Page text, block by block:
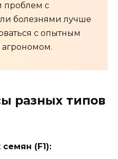
проблем с
болезнями лучше
с опытным
разных типов
(F1):